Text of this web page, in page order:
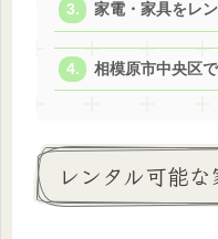
家電・家具をレ
相模原市中央区
レンタル可能